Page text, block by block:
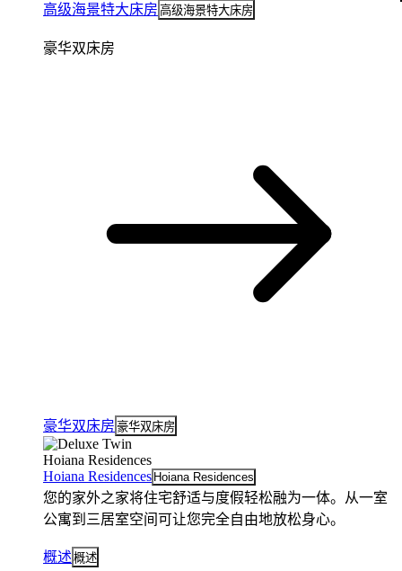
高级海景特大床房 高级海景特大床房
豪华双床房
豪华双床房 豪华双床房
Hoiana Residences
Hoiana Residences Hoiana Residences
您的家外之家将住宅舒适与度假轻松融为一体。从一室
公寓到三居室空间可让您完全自由地放松身心。
概述 概述